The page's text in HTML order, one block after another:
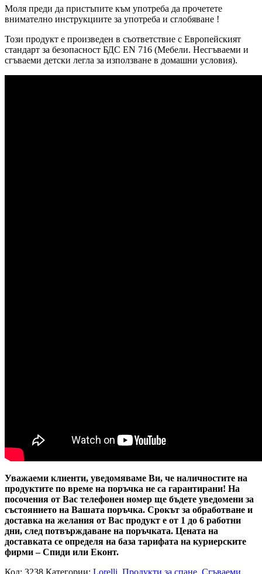
Моля преди да пристъпите към употреба да прочетете
внимателно инструкциите за употреба и сглобяване !
Този продукт е произведен в съответствие с Европейският
стандарт за безопасност БДС EN 716 (Мебели. Несгъваеми и
сгъваеми детски легла за използване в домашни условия).
Уважаеми клиенти, уведомяваме Ви, че наличностите на
продуктите по време на поръчка не са гарантирани! На
посочения от Вас телефонен номер ще бъдете уведомени за
състоянието на Вашата поръчка. Срокът за обработване и
доставка на желания от Вас продукт е от 1 до 6 работни
дни, след потвърждаване на поръчката. Цената на
доставката се определя на база тарифата на куриерските
фирми – Спиди или Еконт.